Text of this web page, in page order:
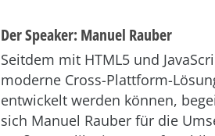
Der Speaker: Manuel Rauber
Seitdem mit HTML5 und
moderne Cross-Plattform-
entwickelt werden können,
sich Manuel Rauber für die